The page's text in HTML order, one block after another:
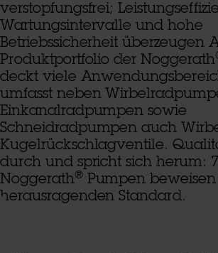
verstopfungsfrei;
Wartungsintervalle und hohe
Betriebssicherheit überzeugen
Produktportfolio der Noggerath
deckt viele
umfasst neben
Einkanalradpumpen sowie
Schneidradpumpen auch
Kugelrückschlagventile.
durch und spricht sich herum:
Noggerath®Pumpen beweisen
herausragenden Standard.